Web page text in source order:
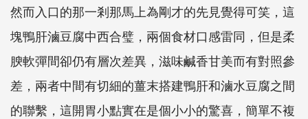
然而入口的那一剎那馬上為剛才的先見覺得可笑，這
塊鴨肝滷豆腐中西合璧，兩個食材口感雷同，但是柔
腴軟彈間卻仍有層次差異，滋味鹹香甘美而有對照參
差，兩者中間有切細的薑末搭建鴨肝和滷水豆腐之間
的聯繫，這開胃小點實在是個小小的驚喜，簡單不複